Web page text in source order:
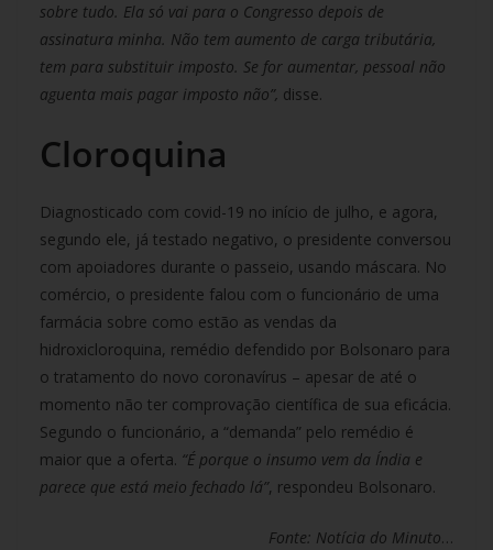
sobre tudo. Ela só vai para o Congresso depois de
assinatura minha. Não tem aumento de carga tributária,
tem para substituir imposto. Se for aumentar, pessoal não
aguenta mais pagar imposto não”, disse.
Cloroquina
Diagnosticado com covid-19 no início de julho, e agora,
segundo ele, já testado negativo, o presidente conversou
com apoiadores durante o passeio, usando máscara. No
comércio, o presidente falou com o funcionário de uma
farmácia sobre como estão as vendas da
hidroxicloroquina, remédio defendido por Bolsonaro para
o tratamento do novo coronavírus – apesar de até o
momento não ter comprovação científica de sua eficácia.
Segundo o funcionário, a “demanda” pelo remédio é
maior que a oferta. “É porque o insumo vem da Índia e
parece que está meio fechado lá”, respondeu Bolsonaro.
Fonte: Notícia do Minuto…